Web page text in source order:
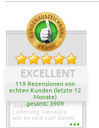
EXCELLENT
119 Rezensionen von
echten Kunden (letzte 12
Monate)
gesamt: 3909
Super schnelle
Lieferung. Genauso
wie es sein soll! Gerne
wieder wenn ich was